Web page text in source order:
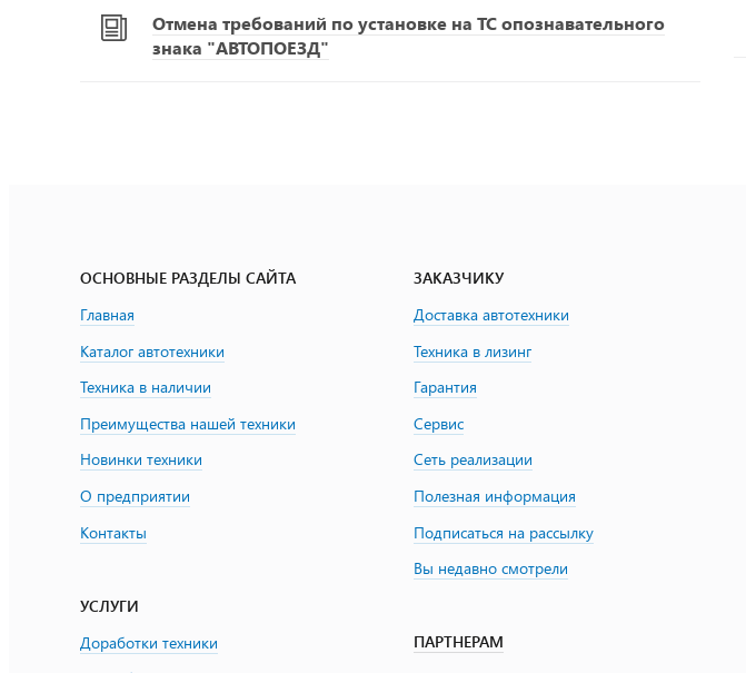
Отмена требований по установке на ТС опознавательного
знака "АВТОПОЕЗД"
ОСНОВНЫЕ РАЗДЕЛЫ САЙТА
Главная
Каталог автотехники
Техника в наличии
Преимущества нашей техники
Новинки техники
О предприятии
Контакты
УСЛУГИ
Доработки техники
ЗАКАЗЧИКУ
Доставка автотехники
Техника в лизинг
Гарантия
Сервис
Сеть реализации
Полезная информация
Подписаться на рассылку
Вы недавно смотрели
ПАРТНЕРАМ